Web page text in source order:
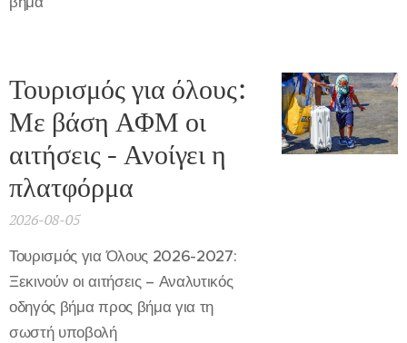
Τουρισμός για όλους:
Με βάση ΑΦΜ οι
αιτήσεις - Ανοίγει η
πλατφόρμα
2026-08-05
Τουρισμός για Όλους 2026-2027:
Ξεκινούν οι αιτήσεις – Αναλυτικός
οδηγός βήμα προς βήμα για τη
σωστή υποβολή